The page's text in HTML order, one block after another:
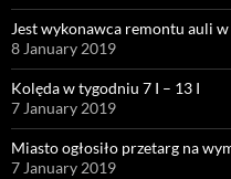
Jest wykonawca remontu auli w
8 January 2019
Kolęda w tygodniu 7 I – 13 I
7 January 2019
Miasto ogłosiło przetarg na
7 January 2019